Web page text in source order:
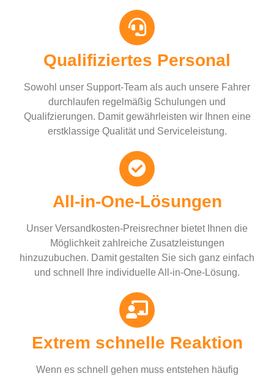
Qualifiziertes Personal
Sowohl unser Support-Team als auch unsere Fahrer
durchlaufen regelmäßig Schulungen und
Qualifzierungen. Damit gewährleisten wir Ihnen eine
erstklassige Qualität und Serviceleistung.
All-in-One-Lösungen
Unser Versandkosten-Preisrechner bietet Ihnen die
Möglichkeit zahlreiche Zusatzleistungen
hinzuzubuchen. Damit gestalten Sie sich ganz einfach
und schnell Ihre individuelle All-in-One-Lösung.
Extrem schnelle Reaktion
Wenn es schnell gehen muss entstehen häufig